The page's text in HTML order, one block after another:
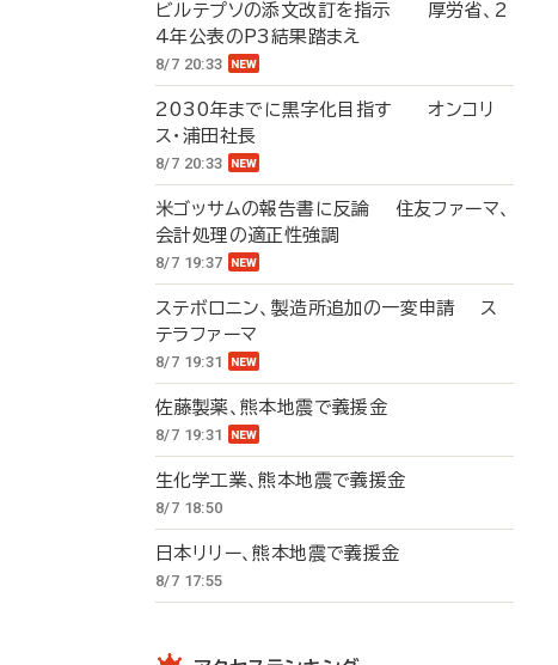
ビルテプソの添文改訂を指示 厚労省、2
4年公表のP3結果踏まえ
8/7 20:33
2030年までに黒字化目指す オンコリ
ス・浦田社長
8/7 20:33
米ゴッサムの報告書に反論 住友ファーマ、
会計処理の適正性強調
8/7 19:37
ステボロニン、製造所追加の一変申請 ス
テラファーマ
8/7 19:31
佐藤製薬、熊本地震で義援金
8/7 19:31
生化学工業、熊本地震で義援金
8/7 18:50
日本リリー、熊本地震で義援金
8/7 17:55